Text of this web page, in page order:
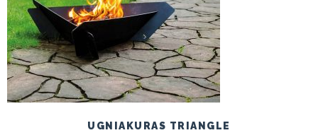
UGNIAKURAS TRIANGLE